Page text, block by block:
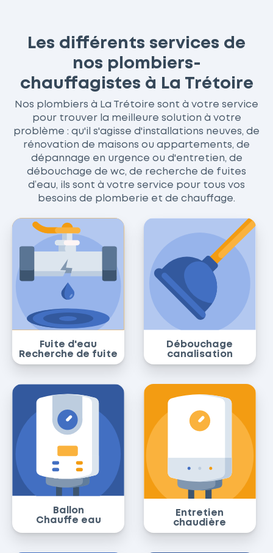
Les différents services de
nos plombiers-
chauffagistes à La Trétoire
Nos plombiers à La Trétoire sont à votre service
pour trouver la meilleure solution à votre
problème : qu'il s'agisse d'installations neuves, de
rénovation de maisons ou appartements, de
dépannage en urgence ou d'entretien, de
débouchage de wc, de recherche de fuites
d’eau, ils sont à votre service pour tous vos
besoins de plomberie et de chauffage.
Fuite d'eau
Recherche de fuite
Débouchage
canalisation
Ballon
Chauffe eau
Entretien
chaudière